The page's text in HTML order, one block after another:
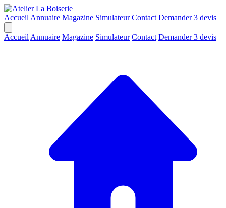
Accueil Annuaire Magazine Simulateur Contact Demander 3 devis
Accueil Annuaire Magazine Simulateur Contact Demander 3 devis